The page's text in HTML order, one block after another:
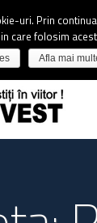
uri. Prin
care folosim
Afla mai